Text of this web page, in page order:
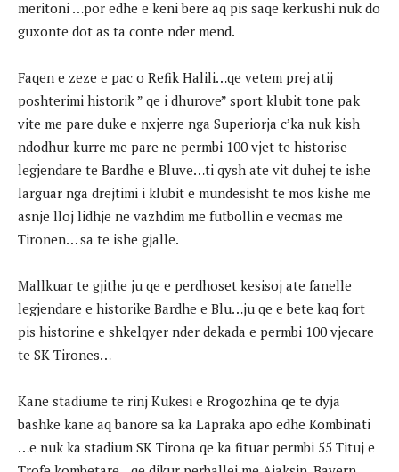
meritoni …por edhe e keni bere aq pis saqe kerkushi nuk do
guxonte dot as ta conte nder mend.
Faqen e zeze e pac o Refik Halili…qe vetem prej atij
poshterimi historik ” qe i dhurove” sport klubit tone pak
vite me pare duke e nxjerre nga Superiorja c’ka nuk kish
ndodhur kurre me pare ne permbi 100 vjet te historise
legjendare te Bardhe e Bluve…ti qysh ate vit duhej te ishe
larguar nga drejtimi i klubit e mundesisht te mos kishe me
asnje lloj lidhje ne vazhdim me futbollin e vecmas me
Tironen… sa te ishe gjalle.
Mallkuar te gjithe ju qe e perdhoset kesisoj ate fanelle
legjendare e historike Bardhe e Blu…ju qe e bete kaq fort
pis historine e shkelqyer nder dekada e permbi 100 vjecare
te SK Tirones…
Kane stadiume te rinj Kukesi e Rrogozhina qe te dyja
bashke kane aq banore sa ka Lapraka apo edhe Kombinati
…e nuk ka stadium SK Tirona qe ka fituar permbi 55 Tituj e